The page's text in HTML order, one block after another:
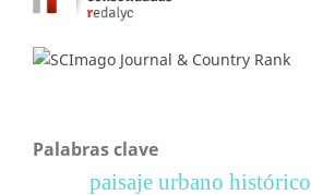
Palabras clave
paisaje urbano histórico